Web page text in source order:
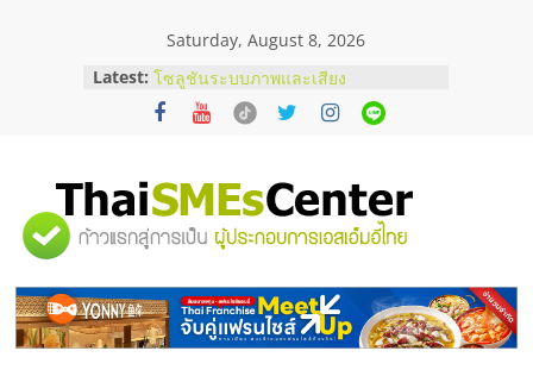
Saturday, August 8, 2026
Latest: ร้านเครื่องเสียงคุณภาพสูง พร้อม
โซลูชันระบบภาพและเสียง
บริษัท Cybersecurity ในไทยที่ไหนดี?
อยากหาเงินทุน เพิ่มสภาพคล่องให้ธุรกิจ
เริ่มยังไงให้ผ่านฉลุย
สัมมนาออนไลน์ โอกาสบริหารสถานี
สัมมนาลงทุน แฟรนไชส์ยอนนี่
ThaiFranchise Meet Up จับคู่แฟรน
ไชส์ ครั้งที่ 8
"ศูนย์
รวม